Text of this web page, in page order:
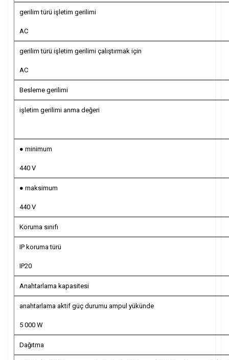
gerilim türü işletim gerilimi
AC
gerilim türü işletim gerilimi çalıştırmak için
AC
Besleme gerilimi
işletim gerilimi anma değeri
● minimum
440 V
● maksimum
440 V
Koruma sınıfı
IP koruma türü
IP20
Anahtarlama kapasitesi
anahtarlama aktif güç durumu ampul yükünde
5 000 W
Dağıtma